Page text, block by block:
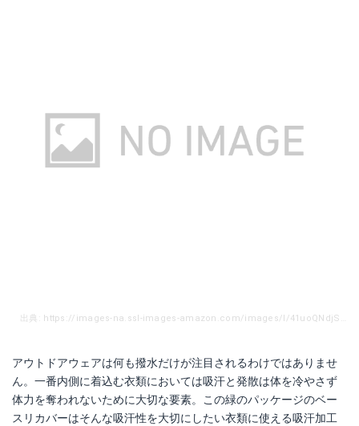
アウトドアウェアは何も撥水だけが注目されるわけではありませ
ん。一番内側に着込む衣類においては吸汗と発散は体を冷やさず
体力を奪われないために大切な要素。この緑のパッケージのベー
スリカバーはそんな吸汗性を大切にしたい衣類に使える吸汗加工